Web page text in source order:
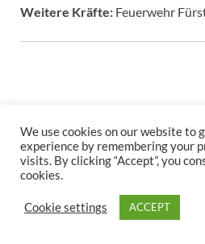
Weitere Kräfte: Feuerwehr
Copyright © 2026
WordPressund
We use cookies on our website to
experience by remembering your
visits. By clicking “Accept”, you
cookies.
Cookie settings ACCEPT